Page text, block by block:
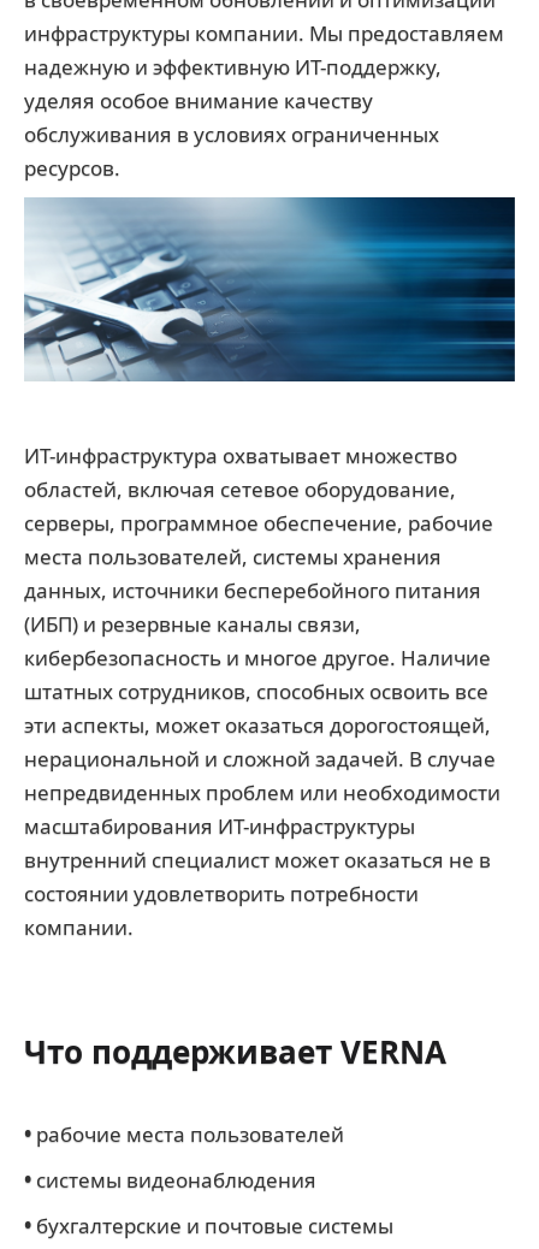
инфраструктуры компании. Мы предоставляем
надежную и эффективную ИТ-поддержку,
уделяя особое внимание качеству
обслуживания в условиях ограниченных
ресурсов.
ИТ-инфраструктура охватывает множество
областей, включая сетевое оборудование,
серверы, программное обеспечение, рабочие
места пользователей, системы хранения
данных, источники бесперебойного питания
(ИБП) и резервные каналы связи,
кибербезопасность и многое другое. Наличие
штатных сотрудников, способных освоить все
эти аспекты, может оказаться дорогостоящей,
нерациональной и сложной задачей. В случае
непредвиденных проблем или необходимости
масштабирования ИТ-инфраструктуры
внутренний специалист может оказаться не в
состоянии удовлетворить потребности
компании.
Что поддерживает VERNA
• рабочие места пользователей
• системы видеонаблюдения
• бухгалтерские и почтовые системы